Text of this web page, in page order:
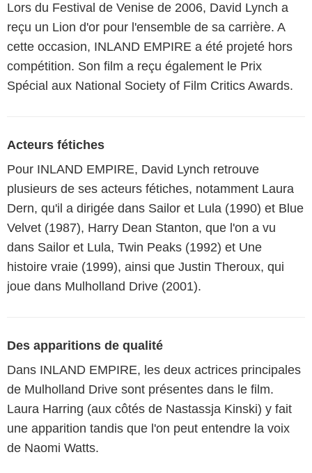
Lors du Festival de Venise de 2006, David Lynch a
reçu un Lion d'or pour l'ensemble de sa carrière. A
cette occasion, INLAND EMPIRE a été projeté hors
compétition. Son film a reçu également le Prix
Spécial aux National Society of Film Critics Awards.
Acteurs fétiches
Pour INLAND EMPIRE, David Lynch retrouve
plusieurs de ses acteurs fétiches, notamment Laura
Dern, qu'il a dirigée dans Sailor et Lula (1990) et Blue
Velvet (1987), Harry Dean Stanton, que l'on a vu
dans Sailor et Lula, Twin Peaks (1992) et Une
histoire vraie (1999), ainsi que Justin Theroux, qui
joue dans Mulholland Drive (2001).
Des apparitions de qualité
Dans INLAND EMPIRE, les deux actrices principales
de Mulholland Drive sont présentes dans le film.
Laura Harring (aux côtés de Nastassja Kinski) y fait
une apparition tandis que l'on peut entendre la voix
de Naomi Watts.